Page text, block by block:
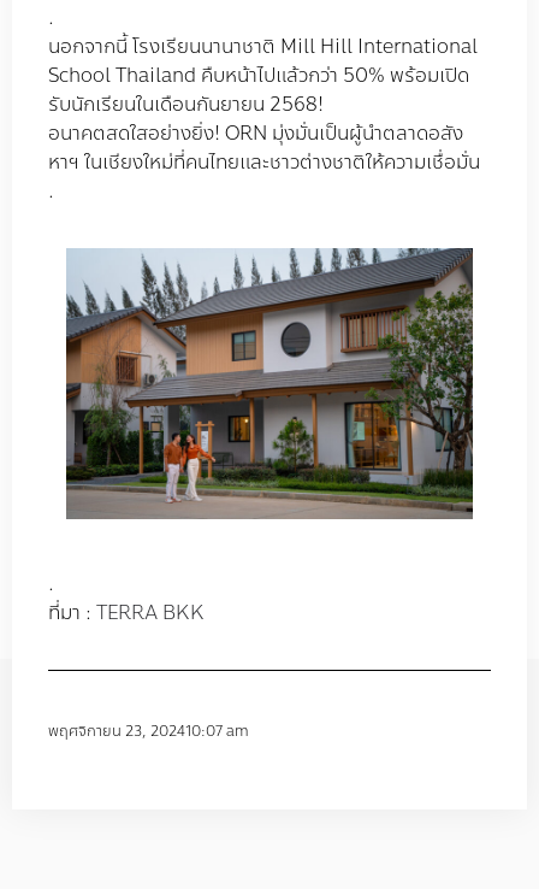
.
นอกจากนี้ โรงเรียนนานาชาติ Mill Hill International
School Thailand คืบหน้าไปแล้วกว่า 50% พร้อมเปิด
รับนักเรียนในเดือนกันยายน 2568!
อนาคตสดใสอย่างยิ่ง! ORN มุ่งมั่นเป็นผู้นำตลาดอสัง
หาฯ ในเชียงใหม่ที่คนไทยและชาวต่างชาติให้ความเชื่อมั่น
.
.
ที่มา : TERRA BKK
พฤศจิกายน 23, 202410:07 am